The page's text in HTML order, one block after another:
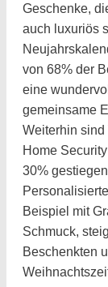
Geschenke,
auch luxuriös
von 68% der
eine
gemeinsame
Weiterhin
Home
30%
Beispiel mit
Schmuck,
Beschenkten